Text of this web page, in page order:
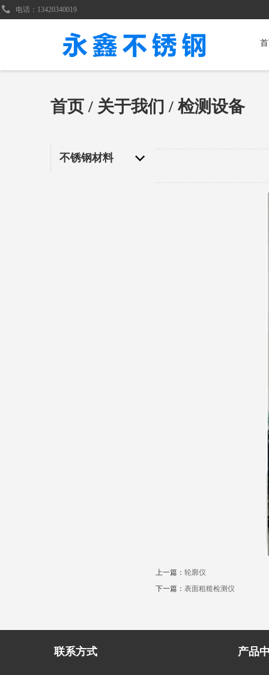
电话：13420340019
首页 / 关于我们 / 检测设备
不锈钢材料
上一篇：轮廓仪
下一篇：表面粗糙检测仪
联系方式 产品